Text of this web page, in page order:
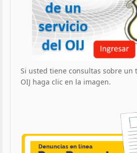
Si usted tiene consultas sobre un
OIJ haga clic en la imagen.